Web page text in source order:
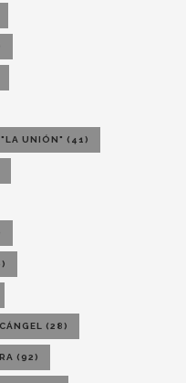
"LA UNIÓN" (41)
(28)
(92)